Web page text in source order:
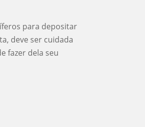
para depositar
deve ser cuidada
fazer dela seu